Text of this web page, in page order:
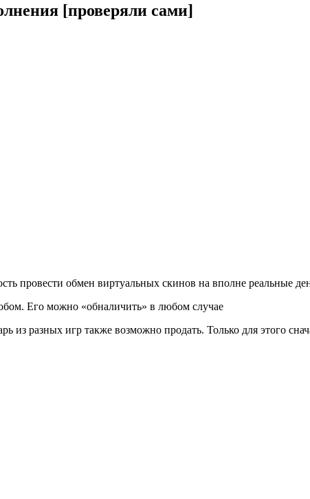
[проверяли сами]
провести обмен виртуальных скинов на вполне реальные
Его можно «обналичить» в любом случае
разных игр также возможно продать. Только для этого